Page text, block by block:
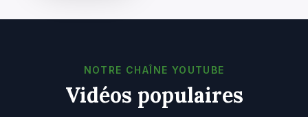
NOTRE CHAÎNE YOUTUBE
Vidéos populaires